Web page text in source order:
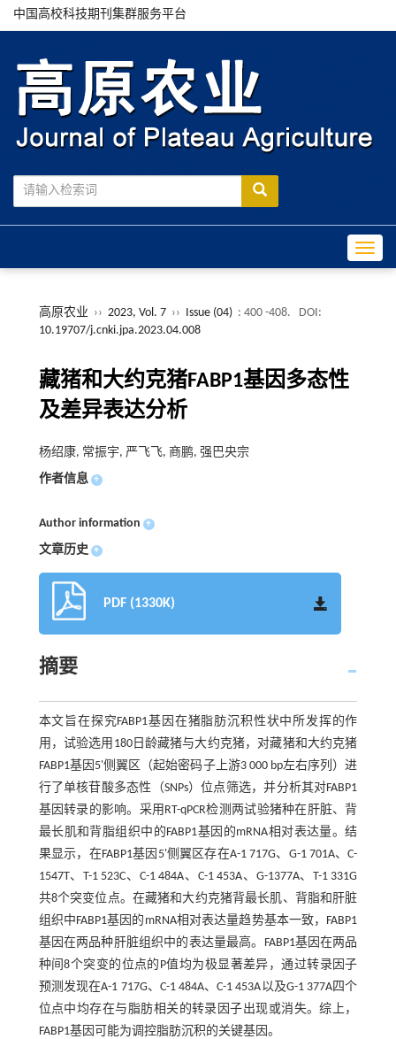
中国高校科技期刊集群服务平台
高原农业 ›› 2023, Vol. 7 ›› Issue (04) : 400 -408.
DOI:
10.19707/j.cnki.jpa.2023.04.008
藏猪和大约克猪FABP1基因多态性
及差异表达分析
杨绍康, 常振宇, 严飞飞, 商鹏, 强巴央宗
作者信息 +
Author information +
文章历史 +
PDF (1330K)
摘要
本文旨在探究FABP1基因在猪脂肪沉积性状中所发挥的作
用，试验选用180日龄藏猪与大约克猪，对藏猪和大约克猪
FABP1基因5'侧翼区（起始密码子上游3 000 bp左右序列）进
行了单核苷酸多态性（SNPs）位点筛选，并分析其对FABP1
基因转录的影响。采用RT-qPCR检测两试验猪种在肝脏、背
最长肌和背脂组织中的FABP1基因的mRNA相对表达量。结
果显示，在FABP1基因5'侧翼区存在A-1 717G、G-1 701A、C-
1547T、T-1 523C、C-1 484A、C-1 453A、G-1377A、T-1 331G
共8个突变位点。在藏猪和大约克猪背最长肌、背脂和肝脏
组织中FABP1基因的mRNA相对表达量趋势基本一致，FABP1
基因在两品种肝脏组织中的表达量最高。FABP1基因在两品
种间8个突变的位点的P值均为极显著差异，通过转录因子
预测发现在A-1 717G、C-1 484A、C-1 453A以及G-1 377A四个
位点中均存在与脂肪相关的转录因子出现或消失。综上，
FABP1基因可能为调控脂肪沉积的关键基因。